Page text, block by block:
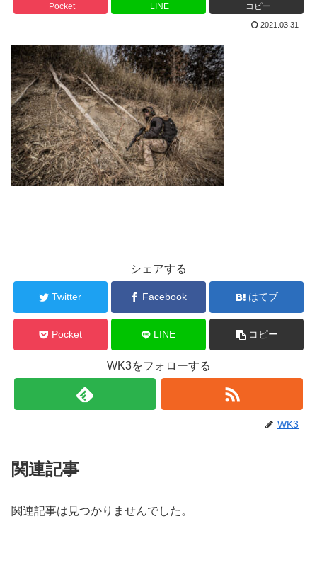
Pocket LINE コピー
2021.03.31
シェアする
Twitter Facebook はてブ
Pocket LINE コピー
WK3をフォローする
WK3
関連記事
関連記事は見つかりませんでした。